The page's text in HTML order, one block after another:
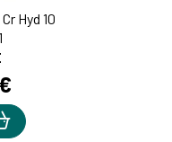
Hyd 10
€